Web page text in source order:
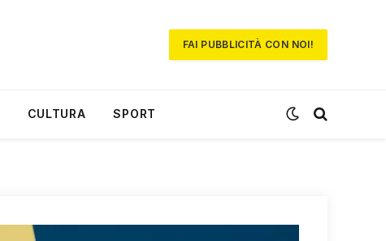
FAI PUBBLICITÀ CON NOI!
CULTURA SPORT